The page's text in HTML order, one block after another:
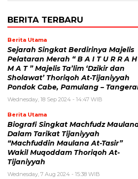
BERITA TERBARU
Berita Utama
Sejarah Singkat Berdirinya Majelis
Pelataran Merah “ B A I T U R R A H
M A T ” Majelis Ta’lim ‘Dzikir dan
Sholawat’ Thoriqoh At-Tijaniyyah
Pondok Cabe, Pamulang –
Wednesday, 18 Sep 2024 - 14:47 WIB
Berita Utama
Biografi Singkat Machfudz
Dalam Tarikat Tijaniyyah
“Machfuddin Maulana At-Tasir”
Wakil Muqoddam Thoriqoh At-
Tijaniyyah
Wednesday, 7 Aug 2024 - 15:38 WIB